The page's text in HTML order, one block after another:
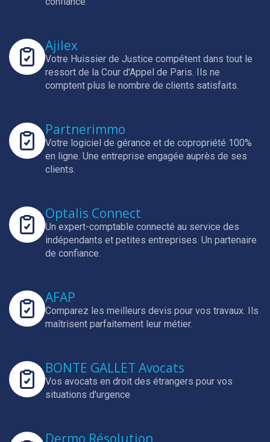
Ajilex
Votre Huissier de Justice compétent dans tout le
ressort de la Cour d'Appel de Paris. Ils ne
comptent plus le nombre de clients satisfaits.
Partnerimmo
Votre logiciel de gérance et de copropriété 100%
en ligne. Une entreprise engagée auprès de ses
clients.
Optalis Connect
Un expert-comptable connecté au service des
indépendants et petites entreprises. Un partenaire
de confiance.
AFAP
Comparez les meilleurs devis pour vos travaux. Ils
maîtrisent parfaitement leur métier.
BONTE GALLET Avocats
Vos avocats en droit des étrangers pour vos
situations d'urgence
Dermo Résolution